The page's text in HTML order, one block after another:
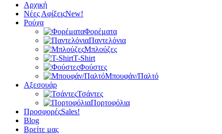
Αρχική
Νέες ΑφίξειςNew!
Ρούχα
Φορέματα
Παντελόνια
Μπλούζες
T-Shirt
Φούστες
Μπουφάν/Παλτό
Αξεσουάρ
Τσάντες
Πορτοφόλια
ΠροσφορέςSales!
Blog
Βρείτε μας